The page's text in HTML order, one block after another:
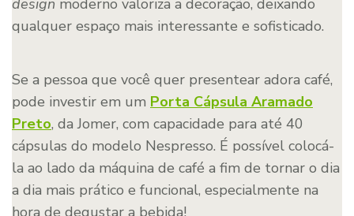
design moderno valoriza a decoração, deixando
qualquer espaço mais interessante e sofisticado.
Se a pessoa que você quer presentear adora café,
pode investir em um Porta Cápsula Aramado
Preto, da Jomer, com capacidade para até 40
cápsulas do modelo Nespresso. É possível colocá-
la ao lado da máquina de café a fim de tornar o dia
a dia mais prático e funcional, especialmente na